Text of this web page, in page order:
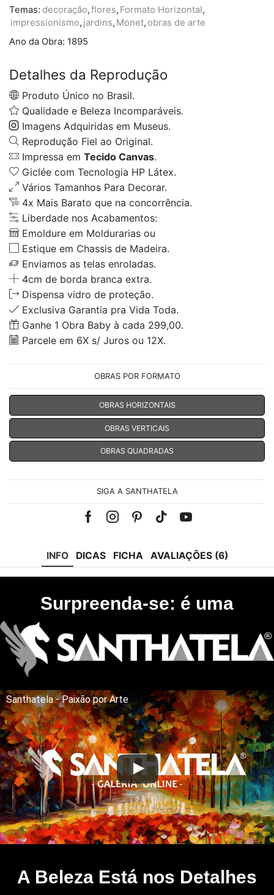
Temas: decoração,flores, Formato Horizontal,
impressionismo, jardins, Monet, obras de arte
Ano da Obra: 1895
Detalhes da Reprodução
Produto Único no Brasil.
Qualidade e Beleza Incomparáveis.
Imagens Adquiridas em Museus.
Reprodução Fiel ao Original.
Impressa em Tecido Canvas.
Giclée com Tecnologia HP Látex.
Vários Tamanhos Para Decorar.
4x Mais Barato que na concorrência.
Liberdade nos Acabamentos:
Emoldure em Moldurarias ou
Estique em Chassis de Madeira.
Enviamos as telas enroladas.
4cm de borda branca extra.
Dispensa vidro de proteção.
Exclusiva Garantia pra Vida Toda.
Ganhe 1 Obra Baby à cada 299,00.
Parcele em 6X s/ Juros ou 12X.
OBRAS POR FORMATO
OBRAS HORIZONTAIS
OBRAS VERTICAIS
OBRAS QUADRADAS
SIGA A SANTHATELA
Facebook
Instagram
Pinterest
Tik-Youtube
INFO DICAS FICHA AVALIAÇÕES (6)
Surpreenda-se: é uma
Santhatela - Paixão por Arte
A Beleza Está nos Detalhes